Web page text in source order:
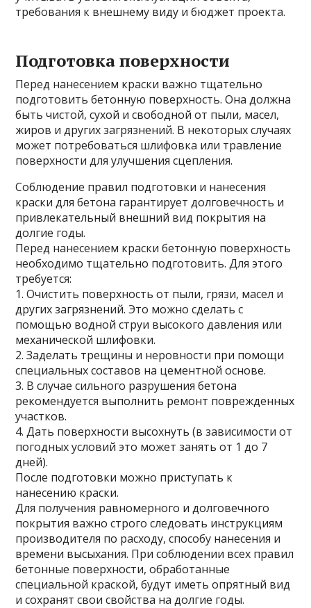
требования к внешнему виду и бюджет проекта.
Подготовка поверхности
Перед нанесением краски важно тщательно
подготовить бетонную поверхность. Она должна
быть чистой, сухой и свободной от пыли, масел,
жиров и других загрязнений. В некоторых случаях
может потребоваться шлифовка или травление
поверхности для улучшения сцепления.
Соблюдение правил подготовки и нанесения
краски для бетона гарантирует долговечность и
привлекательный внешний вид покрытия на
долгие годы.
Перед нанесением краски бетонную поверхность
необходимо тщательно подготовить. Для этого
требуется:
1. Очистить поверхность от пыли, грязи, масел и
других загрязнений. Это можно сделать с
помощью водной струи высокого давления или
механической шлифовки.
2. Заделать трещины и неровности при помощи
специальных составов на цементной основе.
3. В случае сильного разрушения бетона
рекомендуется выполнить ремонт поврежденных
участков.
4. Дать поверхности высохнуть (в зависимости от
погодных условий это может занять от 1 до 7
дней).
После подготовки можно приступать к
нанесению краски.
Для получения равномерного и долговечного
покрытия важно строго следовать инструкциям
производителя по расходу, способу нанесения и
времени высыхания. При соблюдении всех правил
бетонные поверхности, обработанные
специальной краской, будут иметь опрятный вид
и сохранят свои свойства на долгие годы.